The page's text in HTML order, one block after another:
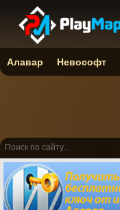
Алавар Невософт